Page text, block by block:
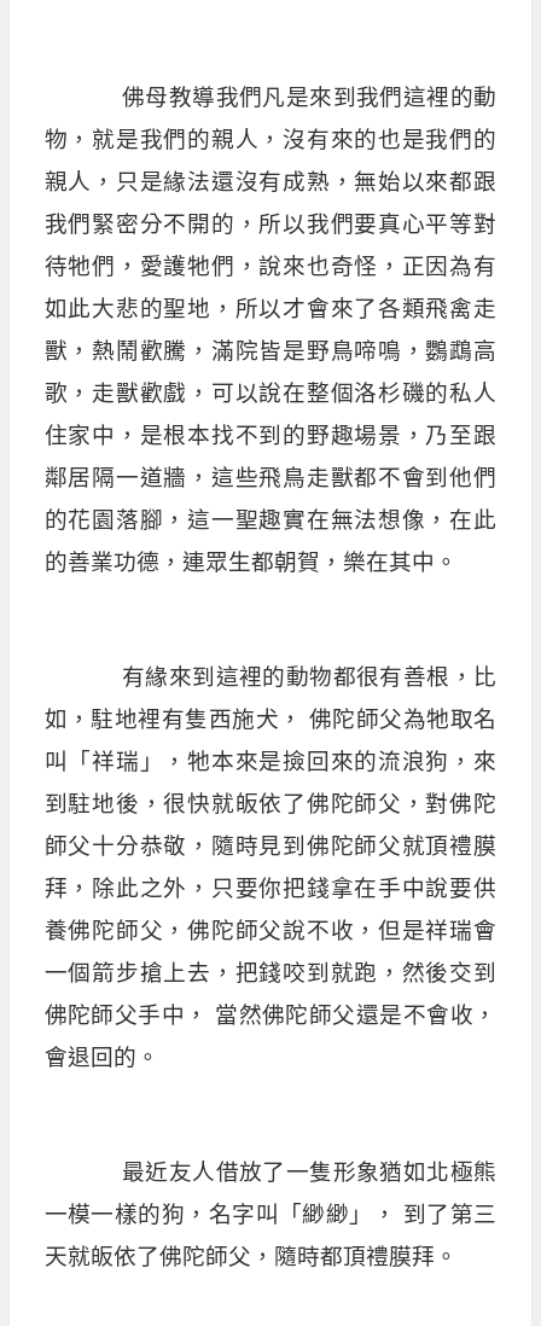
佛母教導我們凡是來到我們這裡的動
物，就是我們的親人，沒有來的也是我們的
親人，只是緣法還沒有成熟，無始以來都跟
我們緊密分不開的，所以我們要真心平等對
待牠們，愛護牠們，說來也奇怪，正因為有
如此大悲的聖地，所以才會來了各類飛禽走
獸，熱鬧歡騰，滿院皆是野鳥啼鳴，鸚鵡高
歌，走獸歡戲，可以說在整個洛杉磯的私人
住家中，是根本找不到的野趣場景，乃至跟
鄰居隔一道牆，這些飛鳥走獸都不會到他們
的花園落腳，這一聖趣實在無法想像，在此
的善業功德，連眾生都朝賀，樂在其中。
有緣來到這裡的動物都很有善根，比
如，駐地裡有隻西施犬， 佛陀師父為牠取名
叫「祥瑞」，牠本來是撿回來的流浪狗，來
到駐地後，很快就皈依了佛陀師父，對佛陀
師父十分恭敬，隨時見到佛陀師父就頂禮膜
拜，除此之外，只要你把錢拿在手中說要供
養佛陀師父，佛陀師父說不收，但是祥瑞會
一個箭步搶上去，把錢咬到就跑，然後交到
佛陀師父手中， 當然佛陀師父還是不會收，
會退回的。
最近友人借放了一隻形象猶如北極熊
一模一樣的狗，名字叫「緲緲」， 到了第三
天就皈依了佛陀師父，隨時都頂禮膜拜。